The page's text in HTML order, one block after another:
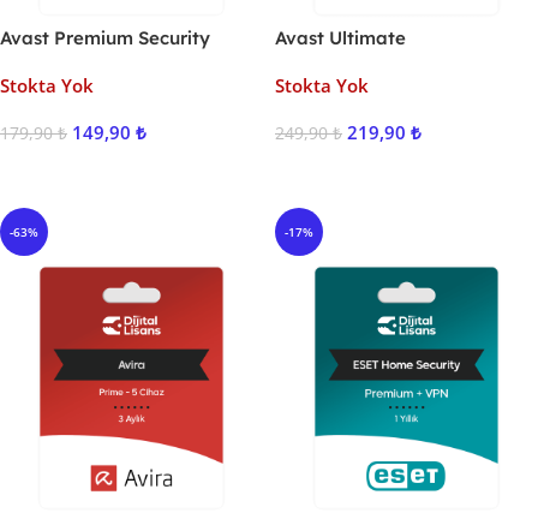
Avast Premium Security
Stokta Yok
179,90₺ 149,90 ₺
Avast Ultimate
Stokta Yok
249,90₺ 219,90 ₺
-63% -17%